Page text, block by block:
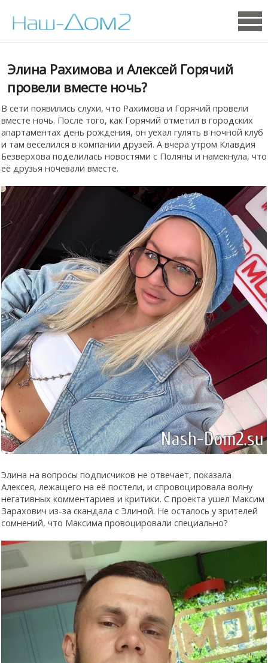
Элина Рахимова и Алексей Горячий
провели вместе ночь?
В сети появились слухи, что Рахимова и Горячий провели
вместе ночь. После того, как Горячий отметил в городских
апартаментах день рождения, он уехал гулять в ночной клуб
и там веселился в компании друзей. А вчера утром Клавдия
Безверхова поделилась новостями с Поляны и намекнула, что
её друзья ночевали вместе.
Элина на вопросы подписчиков не отвечает, показала
Алексея, лежащего на её постели, и спровоцировала волну
негативных комментариев и критики. С проекта ушел Максим
Зарахович из-за скандала с Элиной. Не осталось у зрителей
сомнений, что Максима провоцировали специально?